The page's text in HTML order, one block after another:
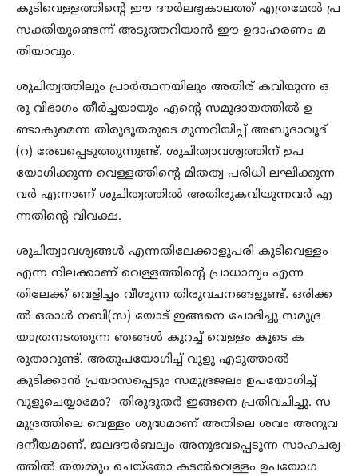
കുടിവെള്ളത്തിന്റെ ഈ ദൗര്‍ലഭ്യകാലത്ത് എത്രമേല്‍ പ്ര
സക്തിയുണ്ടെന്ന് അടുത്തറിയാന്‍ ഈ ഉദാഹരണം മ
തിയാവും.
ശുചിത്വത്തിലും പ്രാര്‍ത്ഥനയിലും അതിര് കവിയുന്ന ഒ
രു വിഭാഗം തീര്‍ച്ചയായും എന്റെ സമുദായത്തില്‍ ഉ
ണ്ടാകുമെന്ന തിരുദൂതരുടെ മുന്നറിയിപ്പ് അബൂദാവൂദ്
(റ) രേഖപ്പെടുത്തുന്നുണ്ട്. ശുചിത്വാവശ്യത്തിന് ഉപ
യോഗിക്കുന്ന വെള്ളത്തിന്റെ മിതത്വ പരിധി ലഘിക്കുന്ന
വര്‍ എന്നാണ് ശുചിത്വത്തില്‍ അതിരുകവിയുന്നവര്‍ എ
ന്നതിന്റെ വിവക്ഷ.
ശുചിത്വാവശ്യങ്ങള്‍ എന്നതിലേക്കാളുപരി കുടിവെള്ളം
എന്ന നിലക്കാണ് വെള്ളത്തിന്റെ പ്രാധാന്യം എന്ന
തിലേക്ക് വെളിച്ചം വീശുന്ന തിരുവചനങ്ങളുണ്ട്. ഒരിക്ക
ല്‍ ഒരാള്‍ നബി(സ) യോട് ഇങ്ങനെ ചോദിച്ചു സമുദ്ര
യാത്രനടത്തുന്ന ഞങ്ങള്‍ കുറച്ച് വെള്ളം കൂടെ ക
രുതാറുണ്ട്. അതുപയോഗിച്ച് വുളു എടുത്താല്‍
കുടിക്കാന്‍ പ്രയാസപ്പെടും സമുദ്രജലം ഉപയോഗിച്ച്
വുളുചെയ്യാമോ? തിരുദൂതര്‍ ഇങ്ങനെ പ്രതിവചിച്ചു. സ
മുദ്രത്തിലെ വെള്ളം ശുദ്ധമാണ് അതിലെ ശവം അനുവ
ദനീയമാണ്. ജലദൗര്‍ബല്യം അനുഭവപ്പെടുന്ന സാഹചര്യ
ത്തില്‍ തയമ്മും ചെയ്‌തോ കടല്‍വെള്ളം ഉപയോഗ